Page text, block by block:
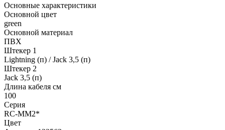
Основные характеристики
Основной цвет
green
Основной материал
ПВХ
Штекер 1
Lightning (п) / Jack 3,5 (п)
Штекер 2
Jack 3,5 (п)
Длина кабеля см
100
Серия
RC-MM2*
Цвет